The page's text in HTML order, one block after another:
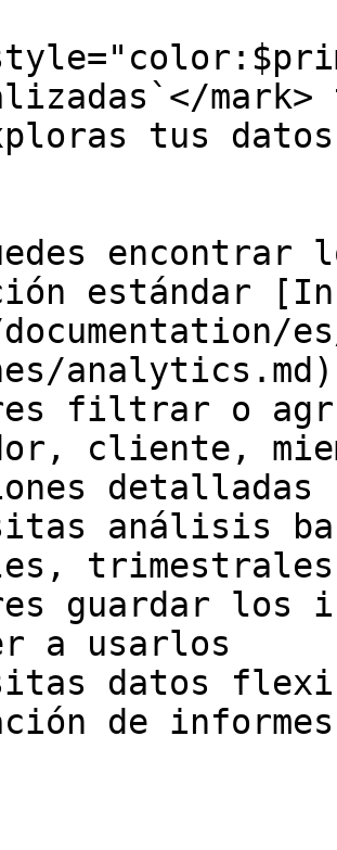
tus
encontrar
estándar
analytics.md)
filtrar o
cliente,
detalladas
análisis
guardar los
a usarlos
datos
de